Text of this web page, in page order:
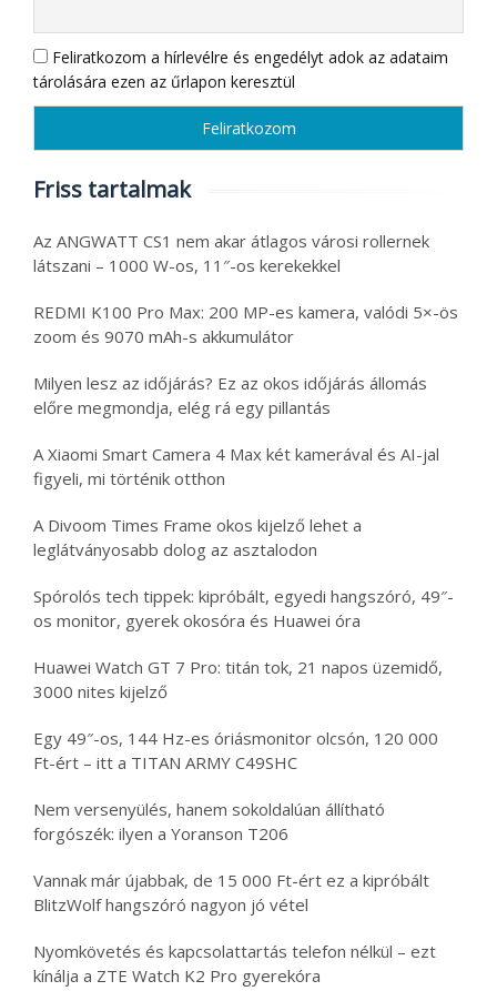
Feliratkozom a hírlevélre és engedélyt adok az adataim
tárolására ezen az űrlapon keresztül
Friss tartalmak
Az ANGWATT CS1 nem akar átlagos városi rollernek
látszani – 1000 W-os, 11″-os kerekekkel
REDMI K100 Pro Max: 200 MP-es kamera, valódi 5×-ös
zoom és 9070 mAh-s akkumulátor
Milyen lesz az időjárás? Ez az okos időjárás állomás
előre megmondja, elég rá egy pillantás
A Xiaomi Smart Camera 4 Max két kamerával és AI-jal
figyeli, mi történik otthon
A Divoom Times Frame okos kijelző lehet a
leglátványosabb dolog az asztalodon
Spórolós tech tippek: kipróbált, egyedi hangszóró, 49″-
os monitor, gyerek okosóra és Huawei óra
Huawei Watch GT 7 Pro: titán tok, 21 napos üzemidő,
3000 nites kijelző
Egy 49″-os, 144 Hz-es óriásmonitor olcsón, 120 000
Ft-ért – itt a TITAN ARMY C49SHC
Nem versenyülés, hanem sokoldalúan állítható
forgószék: ilyen a Yoranson T206
Vannak már újabbak, de 15 000 Ft-ért ez a kipróbált
BlitzWolf hangszóró nagyon jó vétel
Nyomkövetés és kapcsolattartás telefon nélkül – ezt
kínálja a ZTE Watch K2 Pro gyerekóra